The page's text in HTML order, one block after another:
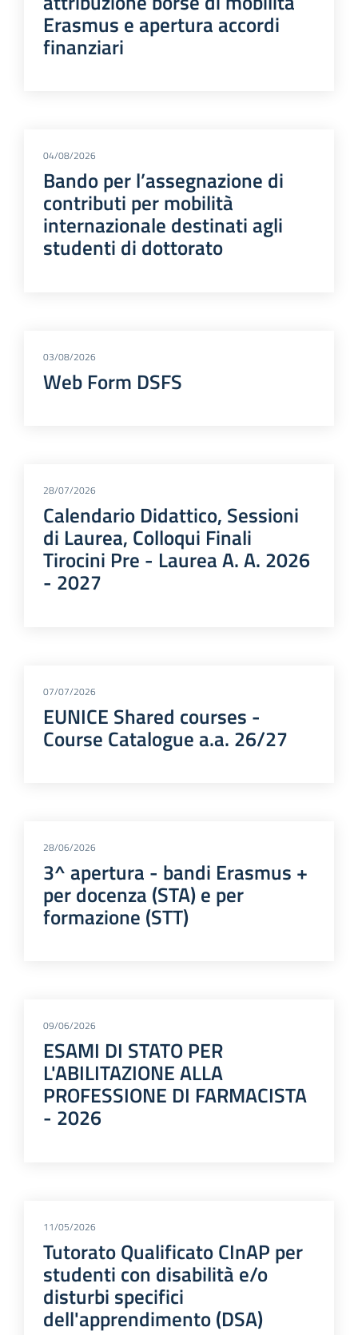
Erasmus e apertura accordi
finanziari
04/08/2026
Bando per l’assegnazione di
contributi per mobilità
internazionale destinati agli
studenti di dottorato
03/08/2026
Web Form DSFS
28/07/2026
Calendario Didattico, Sessioni
di Laurea, Colloqui Finali
Tirocini Pre - Laurea A. A. 2026
- 2027
07/07/2026
EUNICE Shared courses -
Course Catalogue a.a. 26/27
28/06/2026
3^ apertura - bandi Erasmus +
per docenza (STA) e per
formazione (STT)
09/06/2026
ESAMI DI STATO PER
L'ABILITAZIONE ALLA
PROFESSIONE DI FARMACISTA
- 2026
11/05/2026
Tutorato Qualificato CInAP per
studenti con disabilità e/o
disturbi specifici
dell'apprendimento (DSA)